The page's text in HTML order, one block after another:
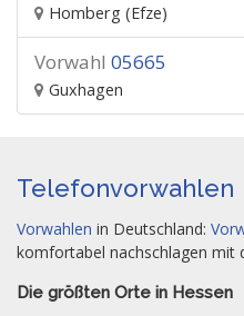
Homberg (Efze)
Vorwahl 05665
Guxhagen
Telefonvorwahlen
Vorwahlen in Deutschland:
komfortabel nachschlagen mit
Die größten Orte in Hessen